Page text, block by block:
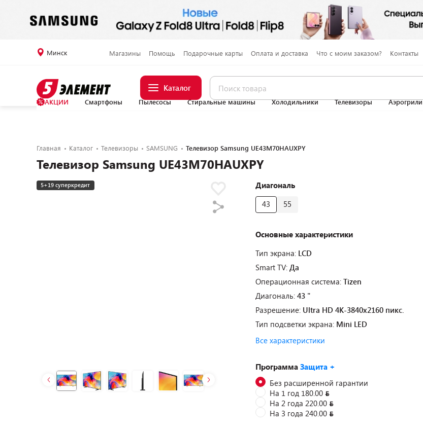
Минск Магазины Помощь Подарочные карты Оплата и доставка Что с моим заказом? Контакты
Каталог
АКЦИИ Смартфоны Пылесосы Стиральные машины Холодильники Телевизоры Аэрогрили
Главная Каталог Телевизоры SAMSUNG Телевизор Samsung UE43M70HAUXPY
Телевизор Samsung UE43M70HAUXPY
5+19 суперкредит
Диагональ
43
55
Основные характеристики
Тип экрана: LCD
Smart TV: Да
Операционная система: Tizen
Диагональ: 43 "
Разрешение: Ultra HD 4K-3840x2160 пикс.
Тип подсветки экрана: Mini LED
Все характеристики
Программа Защита +
Без расширенной гарантии
На 1 год 180.00
На 2 года 220.00
На 3 года 240.00